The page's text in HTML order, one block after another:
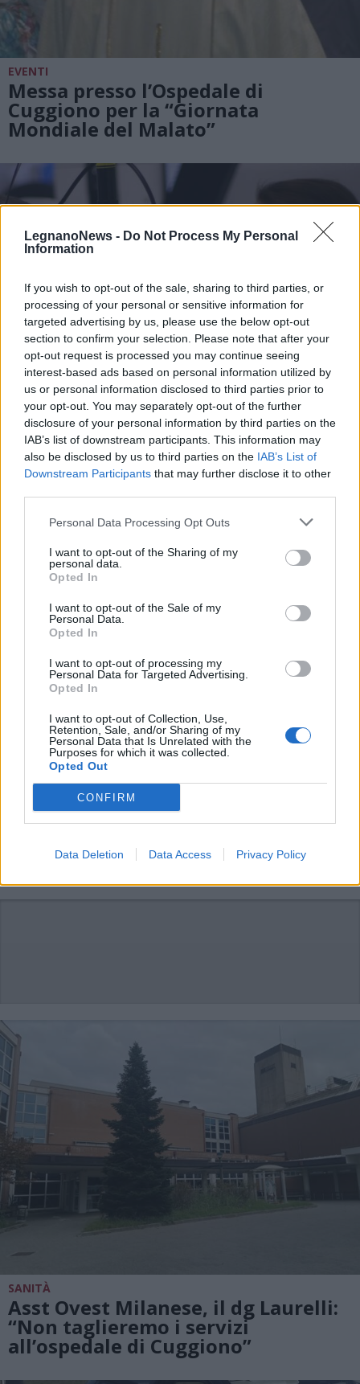
LegnanoNews - Do Not Process My Personal
Information
If you wish to opt-out of the sale, sharing to third parties, or
processing of your personal or sensitive information for
targeted advertising by us, please use the below opt-out
section to confirm your selection. Please note that after your
opt-out request is processed you may continue seeing
interest-based ads based on personal information utilized by
us or personal information disclosed to third parties prior to
your opt-out. You may separately opt-out of the further
disclosure of your personal information by third parties on the
IAB’s list of downstream participants. This information may
also be disclosed by us to third parties on the IAB’s List of
Downstream Participants that may further disclose it to other
Personal Data Processing Opt Outs
I want to opt-out of the Sharing of my
personal data.
Opted In
I want to opt-out of the Sale of my
Personal Data.
Opted In
I want to opt-out of processing my
Personal Data for Targeted Advertising.
Opted In
I want to opt-out of Collection, Use,
Retention, Sale, and/or Sharing of my
Personal Data that Is Unrelated with the
Purposes for which it was collected.
Opted Out
CONFIRM
Data Deletion Data Access Privacy Policy
EVENTI
Messa presso l’Ospedale di
Cuggiono per la “Giornata
Mondiale del Malato”
SANITÀ
Due anni per una visita oculistica,
l’Asst Ovest Milanese nella black
list di Federconsumatori
Guasto all’Ambulatorio di Buscate,
servizio momentaneamente
trasferito a Cuggiono
SANITÀ
Asst Ovest Milanese, il dg Laurelli:
“Non taglieremo i servizi
all’ospedale di Cuggiono”